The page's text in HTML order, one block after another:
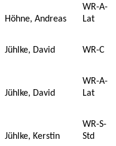
Höhne, Andreas
WR-A-
Lat
Jühlke, David WR-C
Jühlke, David
WR-A-
Lat
Jühlke, Kerstin
WR-S-
Std